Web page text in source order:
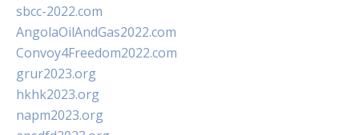
sbcc-2022.com
AngolaOilAndGas2022.com
Convoy4Freedom2022.com
grur2023.org
hkhk2023.org
napm2023.org